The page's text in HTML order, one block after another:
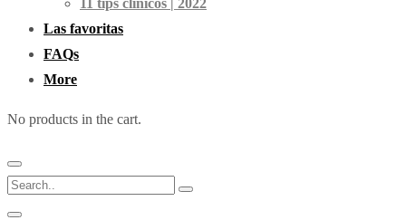
11 tips clínicos | 2022
Las favoritas
FAQs
More
No products in the cart.